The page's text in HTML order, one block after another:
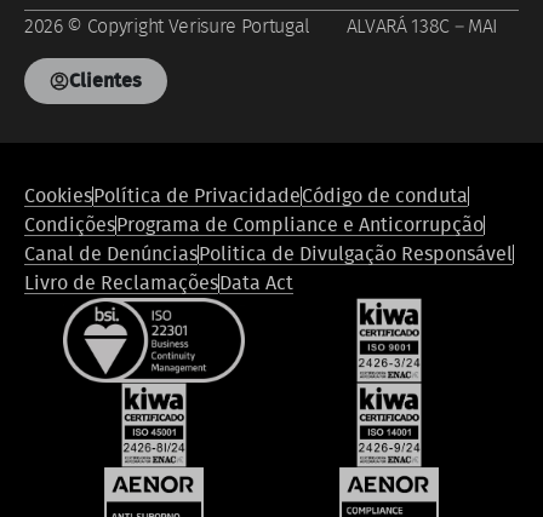
2026 © Copyright Verisure Portugal ALVARÁ 138C – MAI
Clientes
Footer
legal
compliance
Cookies Política de PrivacidadeCódigo de conduta
Condições Programa de Compliance e Anticorrupção
Canal de Denúncias Politica de Divulgação Responsável
Livro de Reclamações Data Act